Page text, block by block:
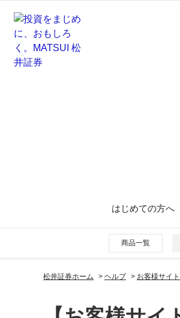
はじめての方へ
商品一覧
松井証券ホーム > ヘルプ > お客様サイ